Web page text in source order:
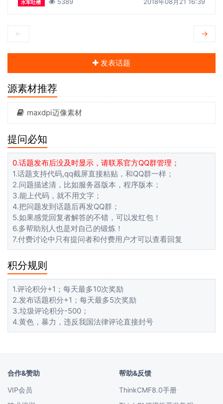
水军吐槽
← →
发表话题
源素材推荐
maxdpi迈像素材
提问必知
0.话题发布后没及时显示，请联系官方QQ群管理；
1.话题支持代码,qq截屏直接粘贴，和QQ群一样；
2.问题描述清，比如服务器版本，程序版本；
3.能上代码，就不用文字；
4.把问题发到话题后再发QQ群；
5.如果感觉回复者解答的不错，可以发红包！
6.多帮助别人也是对自己的锻炼！
7.付费讨论中只有提问者和付费用户才可以查看回复
积分规则
1.评论积分+1；每天最多10次奖励
2.发布话题积分+1；每天最多5次奖励
3.垃圾评论积分-500；
4.黄色，暴力，违反我国法律评论直接封号
合作&赞助
VIP会员
帮助&反馈
ThinkCMF8.0手册